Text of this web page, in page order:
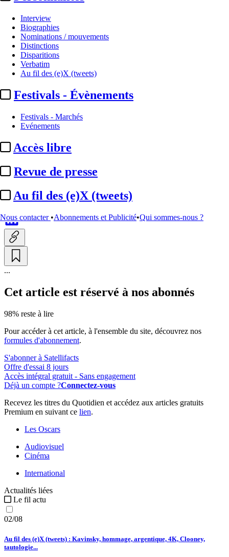
Interview
Biographies
Nominations / mouvements
Distinctions
Disparitions
Verbatim
Au fil des (e)X (tweets)
Festivals - Évènements
Festivals - Marchés
Evénements
Accès libre
Revue de presse
Au fil des (e)X (tweets)
Nous contacter •Abonnements et Publicité•Qui sommes-nous ?
Oscars 2027 :
Conan O’Brien présentera de
nouveau la cérémonie pour ...
ParYD
...
Cet article est réservé à nos abonnés
98% reste à lire
Pour accéder à cet article, à l'ensemble du site, découvrez nos
formules d'abonnement.
S'abonner à Satellifacts
Offre d'essai 8 jours
Accès intégral gratuit - Sans engagement
Déjà un compte ?Connectez-vous
Recevez les titres du Quotidien et accédez aux articles gratuits
Premium en suivant ce lien.
Les Oscars
Audiovisuel
Cinéma
International
Actualités liées
Le fil actu
02/08
Au fil des (e)X (tweets) : Kavinsky, hommage, argentique, 4K, Clooney,
tautologie...